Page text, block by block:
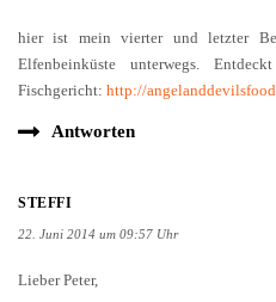
hier ist mein vierter und letzter
Elfenbeinküste unterwegs.
Fischgericht: http://
Antworten
STEFFI
22. Juni 2014 um 09:57 Uhr
Lieber Peter,